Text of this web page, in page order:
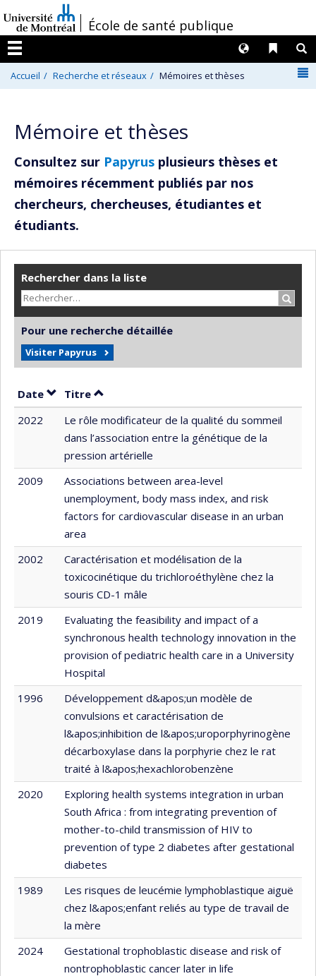
au
contenu
/École de santé publique
Menu
Liens
Langues
Accueil Recherche et réseaux Mémoires et thèses
Mémoire et thèses
Consultez sur Papyrus plusieurs thèses et
mémoires récemment publiés par nos
chercheurs, chercheuses, étudiantes et
étudiants.
Rechercher dans la liste
Pour une recherche détaillée
Visiter Papyrus
Date Trier par date en ordre décroissant
Titre Trier par titre en ordre décroissant
2022
Le rôle modificateur de la qualité du sommeil
dans l’association entre la génétique de la
pression artérielle
2009
Associations between area-level
unemployment, body mass index, and risk
factors for cardiovascular disease in an urban
area
2002
Caractérisation et modélisation de la
toxicocinétique du trichloroéthylène chez la
souris CD-1 mâle
2019
Evaluating the feasibility and impact of a
synchronous health technology innovation in the
provision of pediatric health care in a University
Hospital
1996
Développement d&apos;un modèle de
convulsions et caractérisation de
l&apos;inhibition de l&apos;uroporphyrinogène
décarboxylase dans la porphyrie chez le rat
traité à l&apos;hexachlorobenzène
2020
Exploring health systems integration in urban
South Africa : from integrating prevention of
mother-to-child transmission of HIV to
prevention of type 2 diabetes after gestational
diabetes
1989
Les risques de leucémie lymphoblastique aiguë
chez l&apos;enfant reliés au type de travail de
la mère
2024
Gestational trophoblastic disease and risk of
nontrophoblastic cancer later in life